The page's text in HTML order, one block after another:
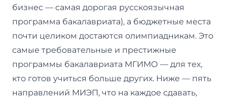
бизнес — самая дорогая русскоязычная
программа бакалавриата), а бюджетные места
почти целиком достаются олимпиадникам. Это
самые требовательные и престижные
программы бакалавриата МГИМО — для тех,
кто готов учиться больше других. Ниже — пять
направлений МИЭП, что на каждое сдавать,